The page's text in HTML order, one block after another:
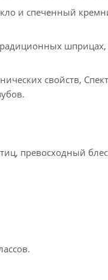
и спеченный
свойств,
превосходный